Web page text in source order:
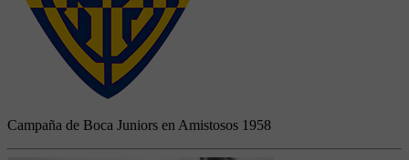
Campaña de Boca Juniors en Amistosos 1958